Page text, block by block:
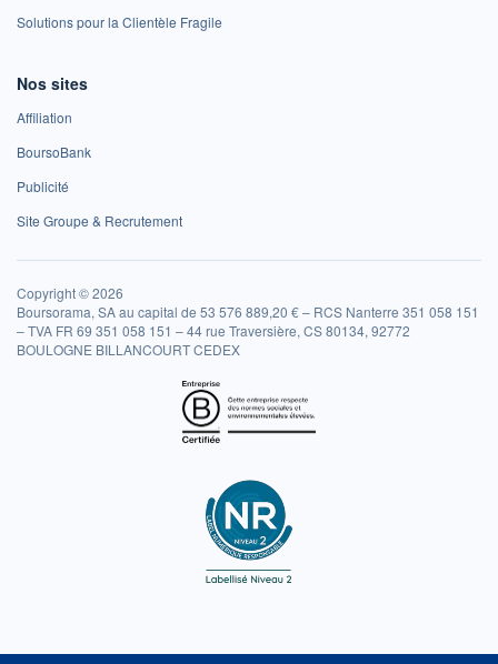
Solutions pour la Clientèle Fragile
Nos sites
Affiliation
BoursoBank
Publicité
Site Groupe & Recrutement
Copyright © 2026
Boursorama, SA au capital de 53 576 889,20 € – RCS Nanterre 351 058 151
– TVA FR 69 351 058 151 – 44 rue Traversière, CS 80134, 92772
BOULOGNE BILLANCOURT CEDEX